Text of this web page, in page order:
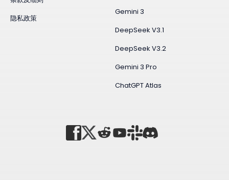
Gemini 3
DeepSeek V3.1
DeepSeek V3.2
Gemini 3 Pro
ChatGPT Atlas
隐私政策